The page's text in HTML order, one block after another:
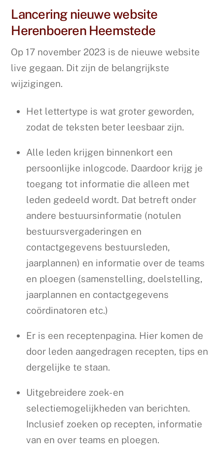
Lancering nieuwe website
Herenboeren Heemstede
Op 17 november 2023 is de nieuwe website
live gegaan. Dit zijn de belangrijkste
wijzigingen.
Het lettertype is wat groter geworden,
zodat de teksten beter leesbaar zijn.
Alle leden krijgen binnenkort een
persoonlijke inlogcode. Daardoor krijg je
toegang tot informatie die alleen met
leden gedeeld wordt. Dat betreft onder
andere bestuursinformatie (notulen
bestuursvergaderingen en
contactgegevens bestuursleden,
jaarplannen) en informatie over de teams
en ploegen (samenstelling, doelstelling,
jaarplannen en contactgegevens
coördinatoren etc.)
Er is een receptenpagina. Hier komen de
door leden aangedragen recepten, tips en
dergelijke te staan.
Uitgebreidere zoek- en
selectiemogelijkheden van berichten.
Inclusief zoeken op recepten, informatie
van en over teams en ploegen.